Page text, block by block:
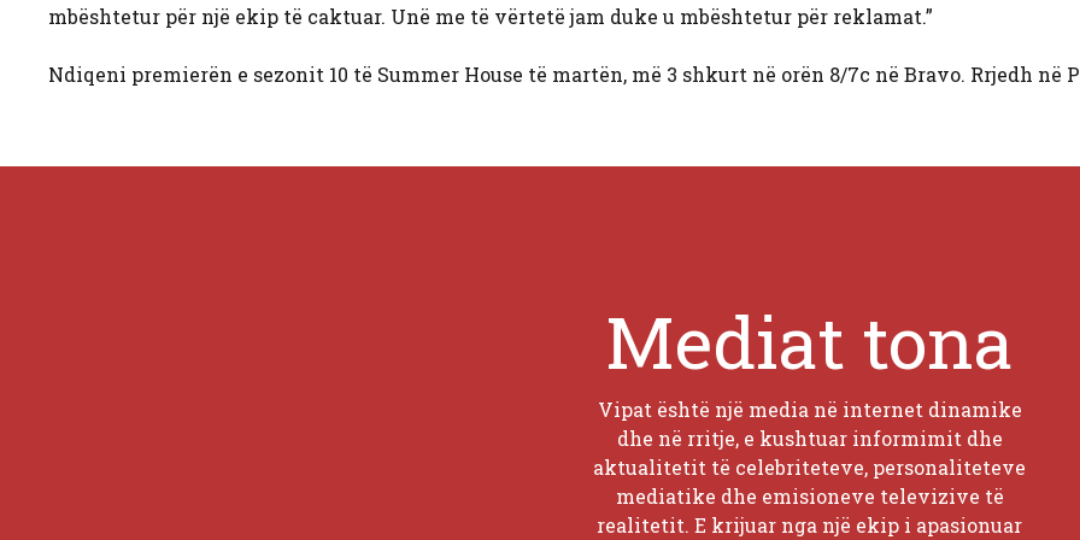
mbështetur për një ekip të caktuar. Unë me të vërtetë jam duke u mbështetur për reklamat.”
Ndiqeni premierën e sezonit 10 të Summer House të martën, më 3 shkurt në orën 8/7c në Bravo. Rrjedh në
Mediat tona
Vipat është një media në internet dinamike
dhe në rritje, e kushtuar informimit dhe
aktualitetit të celebriteteve, personaliteteve
mediatike dhe emisioneve televizive të
realitetit. E krijuar nga një ekip i apasionuar